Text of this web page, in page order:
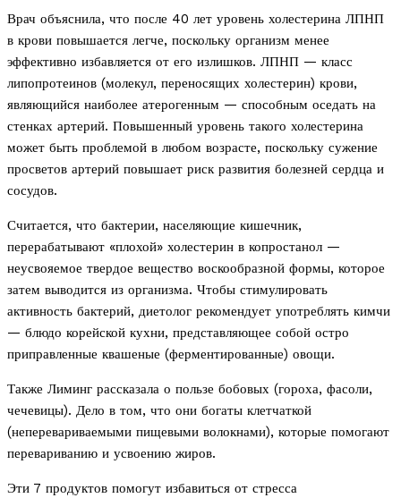
Врач объяснила, что после 40 лет уровень холестерина ЛПНП
в крови повышается легче, поскольку организм менее
эффективно избавляется от его излишков. ЛПНП — класс
липопротеинов (молекул, переносящих холестерин) крови,
являющийся наиболее атерогенным — способным оседать на
стенках артерий. Повышенный уровень такого холестерина
может быть проблемой в любом возрасте, поскольку сужение
просветов артерий повышает риск развития болезней сердца и
сосудов.
Считается, что бактерии, населяющие кишечник,
перерабатывают «плохой» холестерин в копростанол —
неусвояемое твердое вещество воскообразной формы, которое
затем выводится из организма. Чтобы стимулировать
активность бактерий, диетолог рекомендует употреблять кимчи
— блюдо корейской кухни, представляющее собой остро
приправленные квашеные (ферментированные) овощи.
Также Лиминг рассказала о пользе бобовых (гороха, фасоли,
чечевицы). Дело в том, что они богаты клетчаткой
(неперевариваемыми пищевыми волокнами), которые помогают
перевариванию и усвоению жиров.
Эти 7 продуктов помогут избавиться от стресса